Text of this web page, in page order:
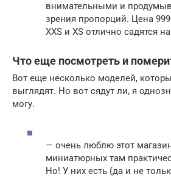
внимательными и
зрения пропорций. Цена
XXS и XS отлично садятся
Что еще посмотреть и
Вот еще несколько моделей,
выглядят. Но вот сядут ли, я
могу.
— очень люблю этот
миниатюрных там
Но! У них есть (да и не